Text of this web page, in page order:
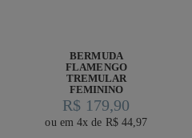
BERMUDA
FLAMENGO
TREMULAR
FEMININO
R$ 179,90
ou em 4x de R$ 44,97